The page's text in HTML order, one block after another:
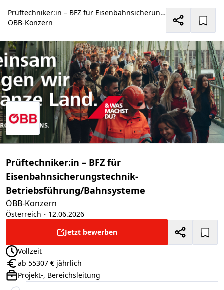
Prüftechniker:in – BFZ für Eisenbahnsicherungstechnik- Betriebsführung/Bahnsysteme
ÖBB-Konzern
Prüftechniker:in – BFZ für
Eisenbahnsicherungstechnik-
Betriebsführung/Bahnsysteme
ÖBB-Konzern
Österreich ・12.06.2026
Jetzt bewerben
Anstellungsart:
Vollzeit
Gehalt:ab 55307 € jährlich
Positionsebene:
Projekt-, Bereichsleitung